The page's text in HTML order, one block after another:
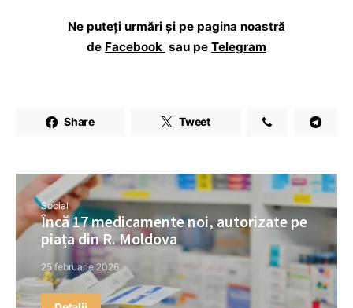
Ne puteți urmări și pe pagina noastră
de Facebook sau pe Telegram
Share Tweet
Social
Încă 17 medicamente noi, autorizate pe
piața din R. Moldova
25 februarie 2026